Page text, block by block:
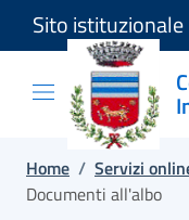
Salta e vai al
Salta e vai al footer
Sito istituzionale
Home / Servizi
Documenti all'albo